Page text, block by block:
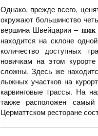
Однако, прежде всего,
окружают большинство
вершина Швейцарии –
находится на склоне
количество доступных
новичкам на этом
сложны. Здесь же
лыжных участков на
карвинговые трассы. На
также расположен
Церматтском ресторане